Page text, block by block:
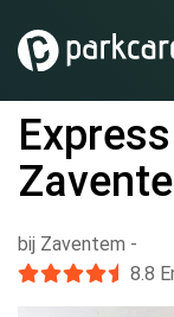
bij Zaventem -
8.8